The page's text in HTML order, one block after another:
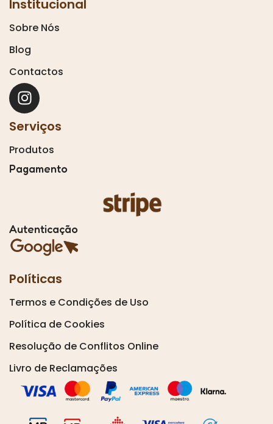
Institucional
Sobre Nós
Blog
Contactos
Serviços
Produtos
Pagamento
Autenticação
Políticas
Termos e Condições de Uso
Política de Cookies
Resolução de Conflitos Online
Livro de Reclamações